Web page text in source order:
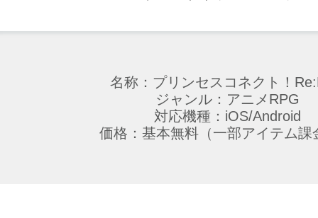
名称：プリンセスコネクト！
ジャンル：アニメRPG
対応機種：iOS/Android
価格：基本無料（一部アイテム課